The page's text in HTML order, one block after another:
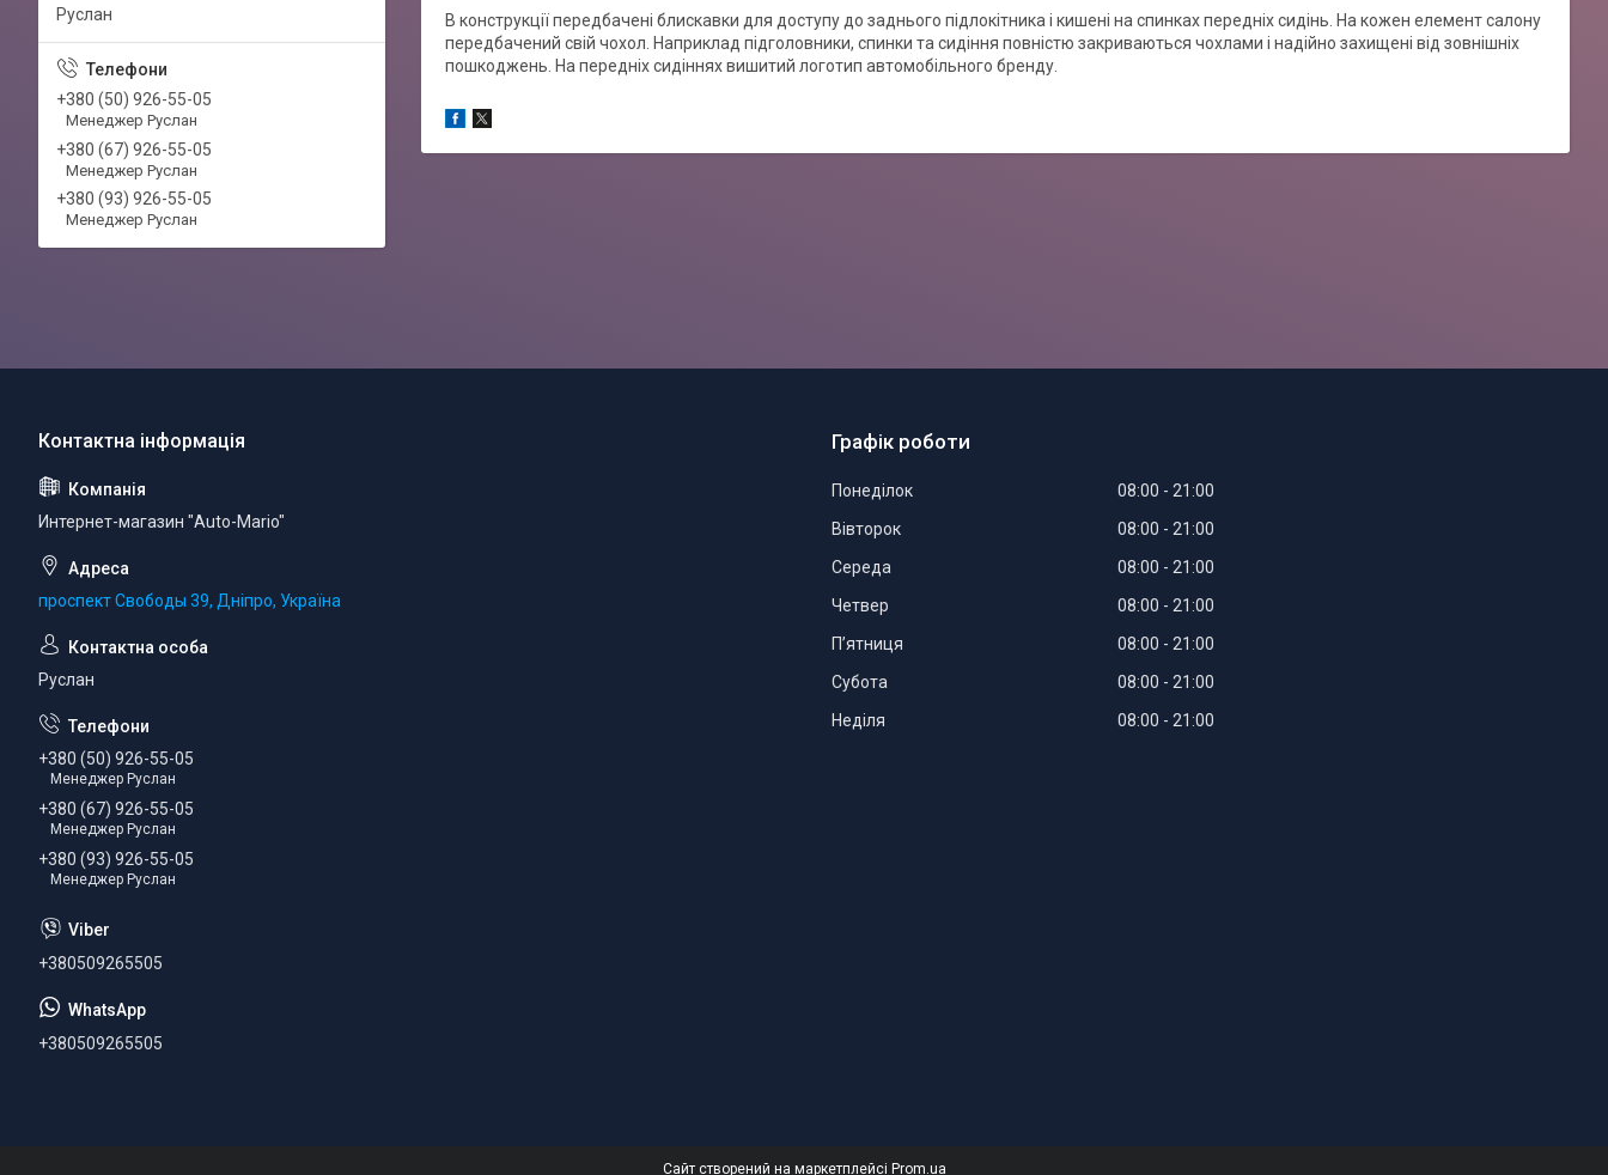
В конструкції передбачені блискавки для доступу до заднього підлокітника і кишені на спинках передніх сидінь. На кожен елемент салону
передбачений свій чохол. Наприклад підголовники, спинки та сидіння повністю закриваються чохлами і надійно захищені від зовнішніх
пошкоджень. На передніх сидіннях вишитий логотип автомобільного бренду.
Руслан
+380 (50) 926-55-05
Менеджер Руслан
+380 (67) 926-55-05
Менеджер Руслан
+380 (93) 926-55-05
Менеджер Руслан
Интернет-магазин "Auto-Mario"
проспект Свободы 39, Дніпро, Україна
Руслан
+380 (50) 926-55-05
Менеджер Руслан
+380 (67) 926-55-05
Менеджер Руслан
+380 (93) 926-55-05
Менеджер Руслан
+380509265505
+380509265505
Графік роботи
Понеділок 08:00
21:00
Вівторок
08:00
21:00
Середа
08:00
21:00
Четвер
08:00
21:00
Пʼятниця
08:00
21:00
Субота
08:00
21:00
Неділя
08:00 21:00
Сайт створений на маркетплейсі Prom.ua